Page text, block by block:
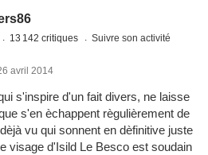
13 142 critiques Suivre son activité
avril 2014
s'inspire d'un fait divers, ne laisse
s'en èchappent règulièrement de
vu qui sonnent en dèfinitive juste
visage d'Isild Le Besco est soudain